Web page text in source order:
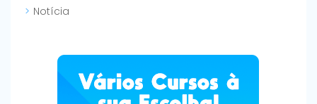
Notícia